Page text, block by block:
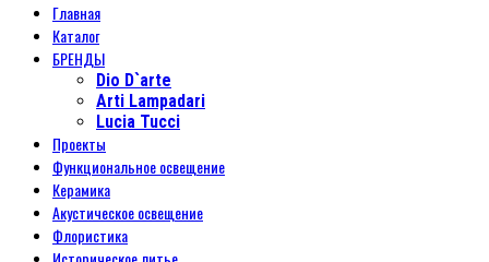
Главная
Каталог
БРЕНДЫ
Dio D`arte
Arti Lampadari
Lucia Tucci
Проекты
Функциональное освещение
Керамика
Акустическое освещение
Флористика